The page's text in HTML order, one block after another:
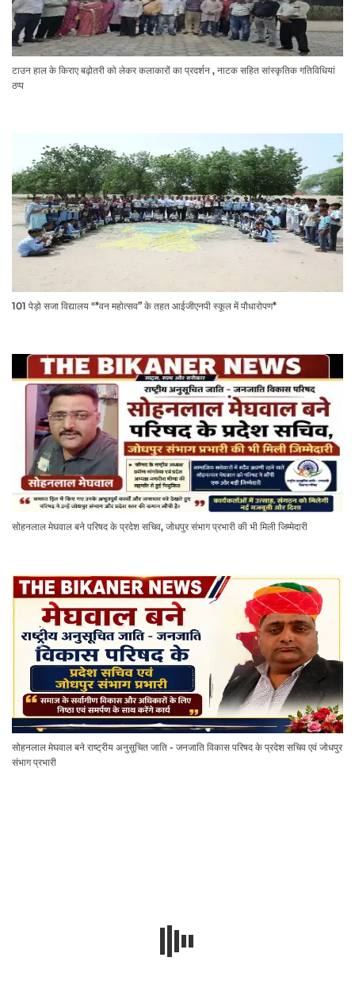
टाउन हाल के किराए बढ़ोतरी को लेकर कलाकारों का प्रदर्शन , नाटक सहित सांस्कृतिक गतिविधियां
ठप्प
101 पेड़ो सजा विद्यालय "*वन महोत्सव” के तहत आईजीएनपी स्कूल में पौधारोपण*
सोहनलाल मेघवाल बने परिषद के प्रदेश सचिव, जोधपुर संभाग प्रभारी की भी मिली जिम्मेदारी
सोहनलाल मेघवाल बने राष्ट्रीय अनुसूचित जाति - जनजाति विकास परिषद के प्रदेश सचिव एवं जोधपुर
संभाग प्रभारी